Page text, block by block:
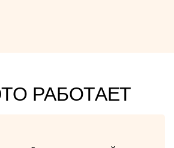
РАБОТАЕТ